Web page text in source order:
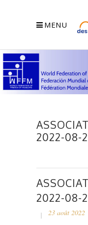
MENU
2022-08-
2022-08-
23 août 2022